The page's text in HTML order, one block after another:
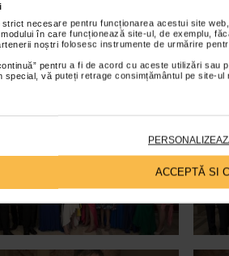
necesare pentru funcționarea acestui site
în care funcționează site-ul, de exemplu,
noștri folosesc instrumente de urmărire
pentru a fi de acord cu aceste utilizări
special, vă puteți retrage consimțământul pe site-ul
ACCEPTĂ SI
nimeni nu il va uita vreodata. De
Palace Hilton.
2014!